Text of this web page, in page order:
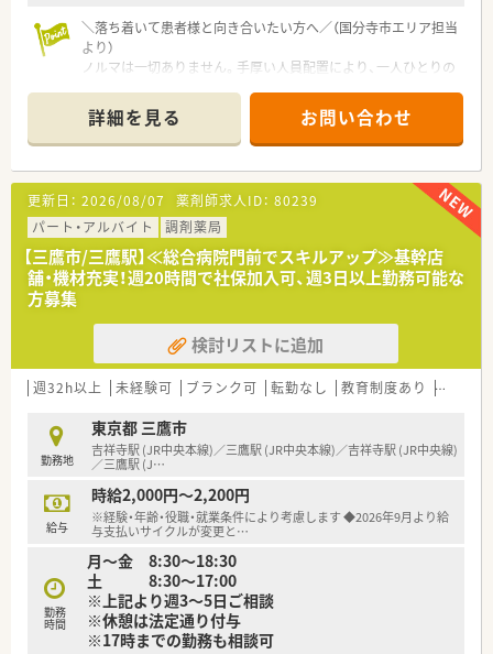
■新しい薬局の立ち上げという、貴重な経験を積みたいと考えて
いる薬剤師の方に最適です。
■メンタル領域の専門性を高めたい方や、患者様に寄り添った服
■新宿駅近くで利便性を重視しつつ、ワークライフバランスを保
ちたい方にもおすすめです。
＼落ち着いて患者様と向き合いたい方へ／（国分寺市エリア担当
より）
ノルマは一切ありません。手厚い人員配置により、一人ひとりの
さを何より証明しています。
＊------------------------------------------＊
【店舗情報と応需状況について】
■国分寺駅から徒歩4分の好立地で、内科や整形外科をメインに
1日40枚から50枚の処方箋を受け付けています。
■薬剤師は常時4名から5名体制で配置しており、一人ひとりの
業務負担が少なく余裕を持って対応が可能です。
■近隣の医療機関と非常に良好な関係を築いているため、疑義照
会などもスムーズに行える働きやすい環境です。
【募集背景と求める人物像について】
■今回は欠員補充ではなく、将来的な若返りを図るための定期採
用として40代までの経験者の方を募集しています。
■調剤業務の経験がある即戦力の方で、患者様とのコミュニケー
■現場の満足度を高めるための増員募集となっており、周囲と協
力しながら円滑に業務を進められる方を求めています。
【こんな方にオススメ】
■ワークライフバランスを重視したい方や、残業がほとんどない
環境で仕事とプライベートを両立させたい方に最適です。
■患者様との対話を楽しみながら、地域密着の薬局で一人ひとり
に寄り添った医療を提供したい方を歓迎します。
■数字やノルマに縛られず、薬剤師としての本来の業務に専念し
て落ち着いて働きたいと考えている方にお勧めです。
【法人特徴について】
詳細を見る お問い合わせ
更新日： 2026/08/07 薬剤師求人ID： 80239
パート・アルバイト
調剤薬局
【三鷹市/三鷹駅】≪総合病院門前でスキルアップ≫基幹店
舗・機材充実！週20時間で社保加入可、週3日以上勤務可能な
方募集
検討リストに追加
週32h以上 未経験可 ブランク可 転勤なし 教育制度あり 総合科
勤務地
東京都 三鷹市
吉祥寺駅 (JR中央本線)／三鷹駅 (JR中央本線)／吉祥寺駅 (JR中央線)
／三鷹駅 (J…
給与
時給2,000円～2,200円
※経験・年齢・役職・就業条件により考慮します ◆2026年9月より給
与支払いサイクルが変更と…
勤務
時間
月～金 8:30～18:30
土 8:30～17:00
※上記より週3～5日ご相談
※休憩は法定通り付与
※17時までの勤務も相談可